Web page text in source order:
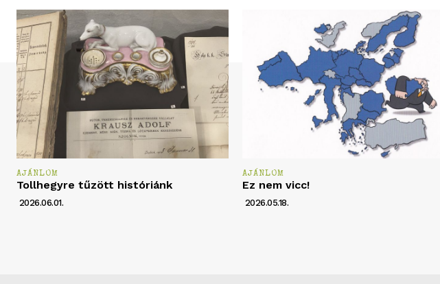
AJÁNLOM
Tollhegyre tűzött históriánk
2026.06.01.
AJÁNLOM
Ez nem vicc!
2026.05.18.